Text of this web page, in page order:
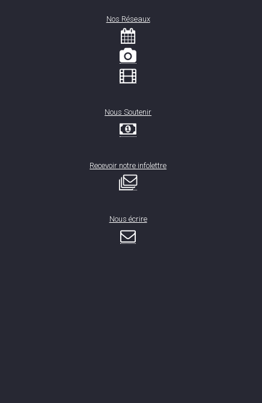
Nos Réseaux
Nous Soutenir
Recevoir notre infolettre
Nous écrire